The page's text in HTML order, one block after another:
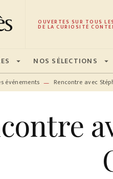
CONTENU
OUVERTES SUR TOUS
DE LA CURIOSITÉ
arrow_drop_down NOS SÉLECTIONS arrow_drop_down
événements — Rencontre avec